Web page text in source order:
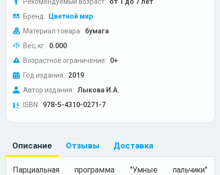
Бренд: Цветной мир
Материал товара: бумага
Вес, кг: 0.000
Возрастное ограничение: 0+
Год издания: 2019
Автор издания: Лыкова И.А.
ISBN: 978-5-4310-0271-7
Описание Отзывы Доставка
Парциальная программа "Умные пальчики"